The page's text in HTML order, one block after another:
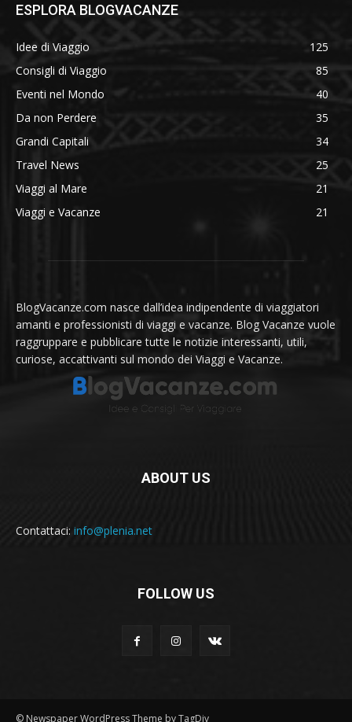
ESPLORA BLOGVACANZE
Idee di Viaggio
125
Consigli di Viaggio
85
Eventi nel Mondo
40
Da non Perdere
35
Grandi Capitali
34
Travel News
25
Viaggi al Mare
21
Viaggi e Vacanze
21
BlogVacanze.com nasce dall’idea indipendente di viaggiatori
amanti e professionisti di viaggi e vacanze. Blog Vacanze vuole
raggruppare e pubblicare tutte le notizie interessanti, utili,
curiose, accattivanti sul mondo dei Viaggi e Vacanze.
ABOUT US
Contattaci: info@plenia.net
FOLLOW US
© Newspaper WordPress Theme by TagDiv